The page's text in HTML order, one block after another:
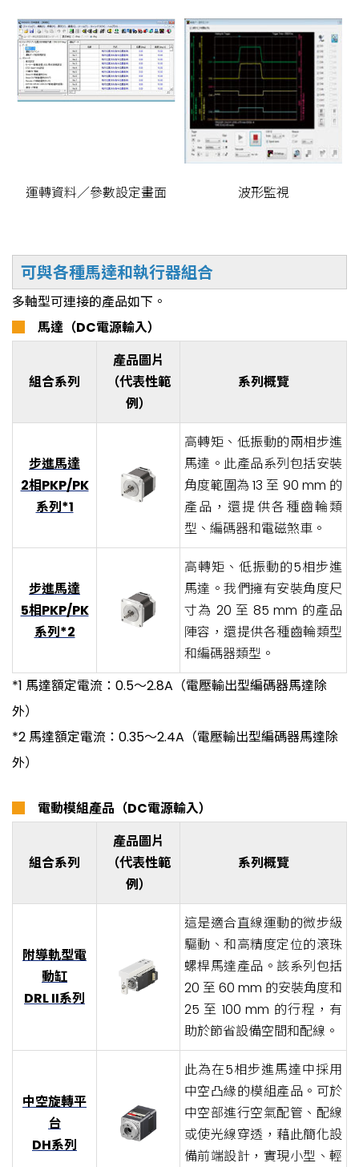
運轉資料／參數設定畫面 波形監視
可與各種馬達和執行器組合
多軸型可連接的產品如下。
馬達（DC電源輸入）
組合系列
產品圖片
（代表性範
例）
系列概覽
步進馬達
2相PKP/PK
系列*1
高轉矩、低振動的兩相步進
馬達。此產品系列包括安裝
角度範圍為 13 至 90 mm 的
產品，還提供各種齒輪類
型、編碼器和電磁煞車。
步進馬達
5相PKP/PK
系列*2
高轉矩、低振動的5相步進
馬達。我們擁有安裝角度尺
寸為 20 至 85 mm 的產品
陣容，還提供各種齒輪類型
和編碼器類型。
*1 馬達額定電流：0.5～2.8A（電壓輸出型編碼器馬達除
外）
*2 馬達額定電流：0.35～2.4A（電壓輸出型編碼器馬達除
外）
電動模組產品（DC電源輸入）
組合系列
產品圖片
（代表性範
例）
系列概覽
附導軌型電
動缸
DRL II系列
這是適合直線運動的微步級
驅動、和高精度定位的滾珠
螺桿馬達產品。該系列包括
20 至 60 mm 的安裝角度和
25 至 100 mm 的行程，有
助於節省設備空間和配線。
中空旋轉平
台
DH系列
此為在5相步進馬達中採用
中空凸緣的模組產品。可於
中空部進行空氣配管、配線
或使光線穿透，藉此簡化設
備前端設計，實現小型、輕